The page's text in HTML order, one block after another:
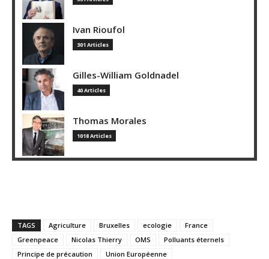
Ivan Rioufol
301 Articles
Gilles-William Goldnadel
40 Articles
Thomas Morales
1018 Articles
TAGS Agriculture Bruxelles ecologie
France
Greenpeace
Nicolas Thierry OMS
Polluants éternels
Principe de précaution
Union Européenne